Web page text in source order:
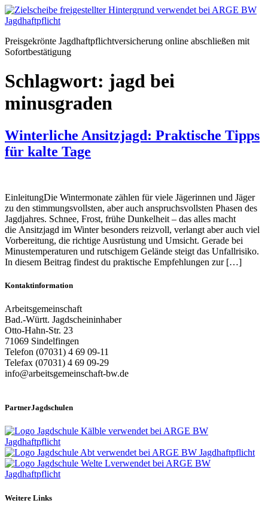
Zum
Inhalt
Preisgekrönte Jagdhaftpflichtversicherung online abschließen mit
Sofortbestätigung
Schlagwort: jagd bei
minusgraden
Winterliche Ansitzjagd: Praktische Tipps
für kalte Tage
EinleitungDie Wintermonate zählen für viele Jägerinnen und Jäger
zu den stimmungsvollsten, aber auch anspruchsvollsten Phasen des
Jagdjahres. Schnee, Frost, frühe Dunkelheit – das alles macht
die Ansitzjagd im Winter besonders reizvoll, verlangt aber auch viel
Vorbereitung, die richtige Ausrüstung und Umsicht. Gerade bei
Minustemperaturen und rutschigem Gelände steigt das Unfallrisiko.
In diesem Beitrag findest du praktische Empfehlungen zur […]
Kontaktinformation
Arbeitsgemeinschaft
Bad.-Württ. Jagdscheininhaber
Otto-Hahn-Str. 23
71069 Sindelfingen
Telefon (07031) 4 69 09-11
Telefax (07031) 4 69 09-29
info@arbeitsgemeinschaft-bw.de
PartnerJagdschulen
Weitere Links